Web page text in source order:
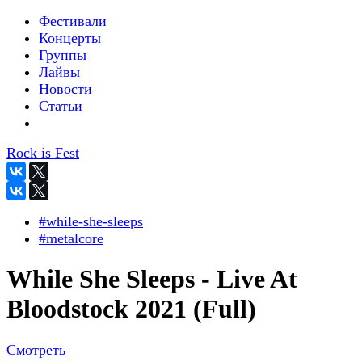
Фестивали
Концерты
Группы
Лайвы
Новости
Статьи
Rock is Fest
#while-she-sleeps
#metalcore
While She Sleeps - Live At
Bloodstock 2021 (Full)
Смотреть